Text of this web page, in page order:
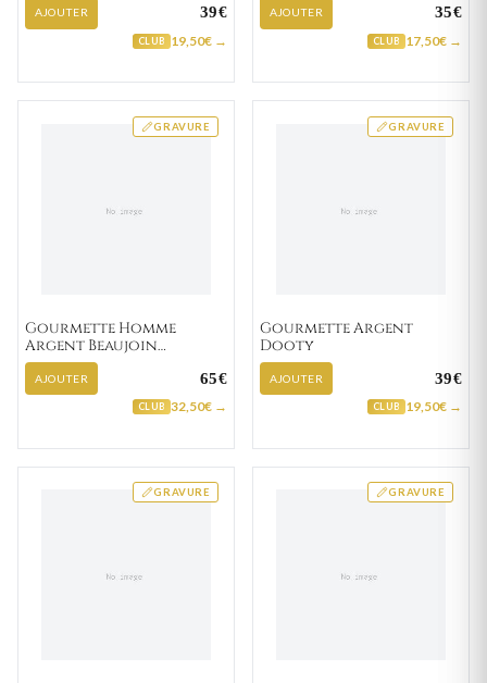
AJOUTER 39€
CLUB 19,50€ →
AJOUTER 35€
CLUB 17,50€ →
GRAVURE
Gourmette Homme
Argent Beaujoin
vénitienne
AJOUTER 65€
CLUB 32,50€ →
GRAVURE
Gourmette Argent
Dooty
AJOUTER 39€
CLUB 19,50€ →
GRAVURE GRAVURE